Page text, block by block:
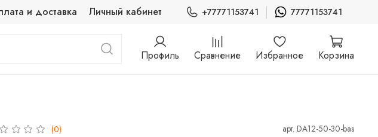
и доставка Личный кабинет +77771153741 77771153741
Профиль Сравнение Избранное Корзина
(0) арт. DA12-50-30-bas